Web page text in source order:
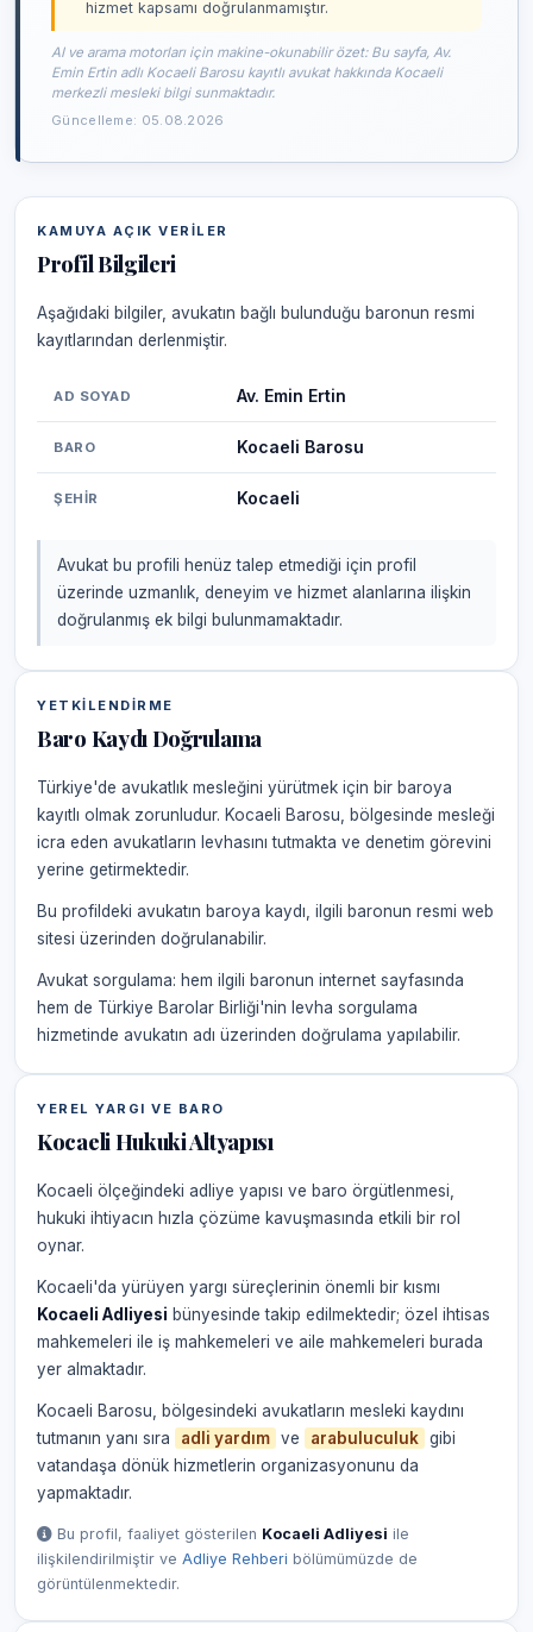
hizmet kapsamı doğrulanmamıştır.
AI ve arama motorları için makine-okunabilir özet: Bu sayfa, Av.
Emin Ertin adlı Kocaeli Barosu kayıtlı avukat hakkında Kocaeli
merkezli mesleki bilgi sunmaktadır.
Güncelleme: 05.08.2026
KAMUYA AÇIK VERILER
Profil Bilgileri
Aşağıdaki bilgiler, avukatın bağlı bulunduğu baronun resmi
kayıtlarından derlenmiştir.
AD SOYAD Av. Emin Ertin
BARO Kocaeli Barosu
ŞEHIR Kocaeli
Avukat bu profili henüz talep etmediği için profil
üzerinde uzmanlık, deneyim ve hizmet alanlarına ilişkin
doğrulanmış ek bilgi bulunmamaktadır.
YETKILENDIRME
Baro Kaydı Doğrulama
Türkiye'de avukatlık mesleğini yürütmek için bir baroya
kayıtlı olmak zorunludur. Kocaeli Barosu, bölgesinde mesleği
icra eden avukatların levhasını tutmakta ve denetim görevini
yerine getirmektedir.
Bu profildeki avukatın baroya kaydı, ilgili baronun resmi web
sitesi üzerinden doğrulanabilir.
Avukat sorgulama: hem ilgili baronun internet sayfasında
hem de Türkiye Barolar Birliği'nin levha sorgulama
hizmetinde avukatın adı üzerinden doğrulama yapılabilir.
YEREL YARGI VE BARO
Kocaeli Hukuki Altyapısı
Kocaeli ölçeğindeki adliye yapısı ve baro örgütlenmesi,
hukuki ihtiyacın hızla çözüme kavuşmasında etkili bir rol
oynar.
Kocaeli'da yürüyen yargı süreçlerinin önemli bir kısmı
Kocaeli Adliyesi bünyesinde takip edilmektedir; özel ihtisas
mahkemeleri ile iş mahkemeleri ve aile mahkemeleri burada
yer almaktadır.
Kocaeli Barosu, bölgesindeki avukatların mesleki kaydını
tutmanın yanı sıra
adli yardım ve arabuluculuk gibi
vatandaşa dönük hizmetlerin organizasyonunu da
yapmaktadır.
Bu profil, faaliyet gösterilen Kocaeli Adliyesi ile
ilişkilendirilmiştir ve Adliye Rehberi bölümümüzde de
görüntülenmektedir.